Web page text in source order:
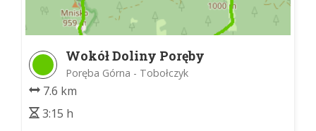
Wokół Doliny Poręby
Poręba Górna - Tobołczyk
7.6 km
3:15 h